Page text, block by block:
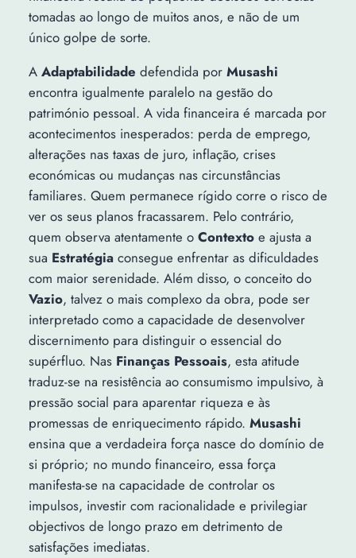
tomadas ao longo de muitos anos, e não de um
único golpe de sorte.
A Adaptabilidade defendida por Musashi
encontra igualmente paralelo na gestão do
património pessoal. A vida financeira é marcada por
acontecimentos inesperados: perda de emprego,
alterações nas taxas de juro, inflação, crises
económicas ou mudanças nas circunstâncias
familiares. Quem permanece rígido corre o risco de
ver os seus planos fracassarem. Pelo contrário,
quem observa atentamente o Contextoe ajusta a
sua Estratégiaconsegue enfrentar as dificuldades
com maior serenidade. Além disso, o conceito do
Vazio, talvez o mais complexo da obra, pode ser
interpretado como a capacidade de desenvolver
discernimento para distinguir o essencial do
supérfluo. Nas Finanças Pessoais, esta atitude
traduz-se na resistência ao consumismo impulsivo, à
pressão social para aparentar riqueza e às
promessas de enriquecimento rápido. Musashi
ensina que a verdadeira força nasce do domínio de
si próprio; no mundo financeiro, essa força
manifesta-se na capacidade de controlar os
impulsos, investir com racionalidade e privilegiar
objectivos de longo prazo em detrimento de
satisfações imediatas.